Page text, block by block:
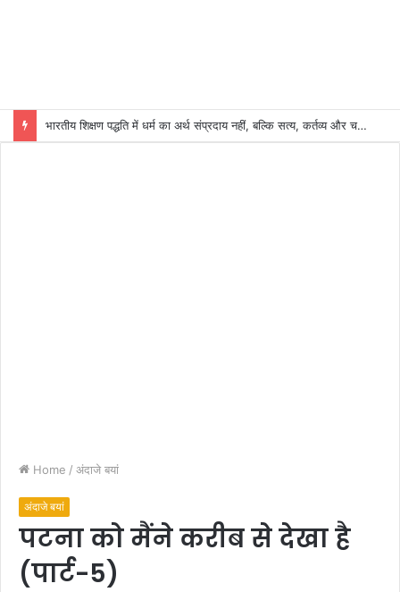
भारतीय शिक्षण पद्धति में धर्म का अर्थ संप्रदाय नहीं, बल्कि सत्य, कर्तव्य और चरित्र निर्माण है: विजय प्रकाश
Home / अंदाजे बयां
अंदाजे बयां
पटना को मैंने करीब से देखा है
(पार्ट-5)